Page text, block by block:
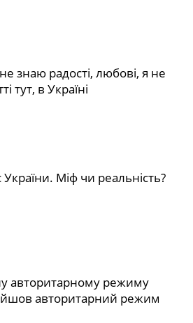
знаю радості, любові, я не
тут, в Україні
Міф чи реальність?
авторитарному режиму
авторитарний режим